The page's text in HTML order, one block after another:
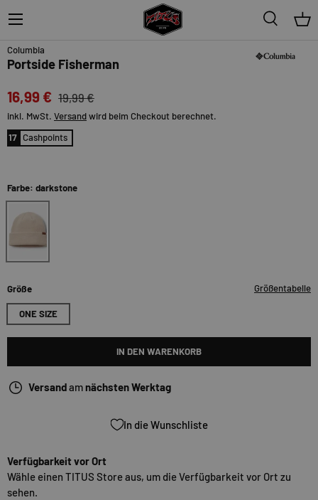
Suche
Menü
15%
Columbia
Portside Fisherman
16,99 € 19,99 €
inkl. MwSt. Versandwird beim Checkout berechnet.
17 Cashpoints
Farbe: darkstone
Größe Größentabelle
ONE SIZE
IN DEN WARENKORB
Versandamnächsten Werktag
In die Wunschliste
Verfügbarkeit vor Ort
Wähle einen TITUS Store aus, um die Verfügbarkeit vor Ort zu
sehen.